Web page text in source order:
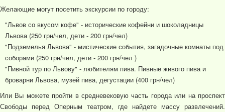
Желающие могут посетить экскурсии по городу:
"Львов со вкусом кофе" - исторические кофейни и шоколадницы
Львова (250 грн/чел, дети - 200 грн/чел)
"Подземелья Львова" - мистические события, загадочные комнаты под
соборами (250 грн/чел, дети - 200 грн/чел )
"Пивной тур по Львову" - любителям пива. Пивные живого пива и
броварни Львова, музей пива, дегустации (400 грн/чел)
Или Вы можете пройти в средневековую часть города или на проспект
Свободы перед Оперным театром, где найдете массу развлечений.